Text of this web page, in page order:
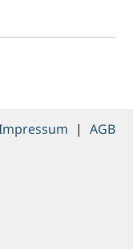
| AGB